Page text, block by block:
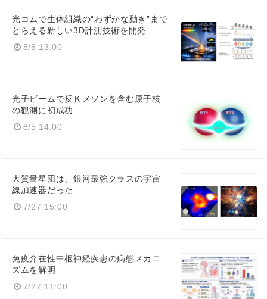
光コムで生体組織の“わずかな動き”まで
とらえる新しい3D計測技術を開発
8/6 13:00
光子ビームで反Ｋメソンを含む原子核
の観測に初成功
8/5 14:00
大質量星団は、銀河最強クラスの宇宙
線加速器だった
7/27 15:00
免疫介在性中枢神経疾患の病態メカニ
ズムを解明
7/27 11:00